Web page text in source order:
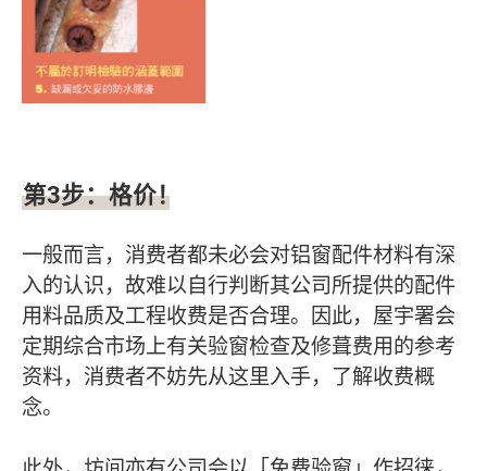
第3步：格价！
一般而言，消费者都未必会对铝窗配件材料有深
入的认识，故难以自行判断其公司所提供的配件
用料品质及工程收费是否合理。因此，屋宇署会
定期综合市场上有关验窗检查及修葺费用的参考
资料，消费者不妨先从这里入手，了解收费概
念。